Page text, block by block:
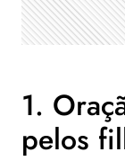
1.
pelos